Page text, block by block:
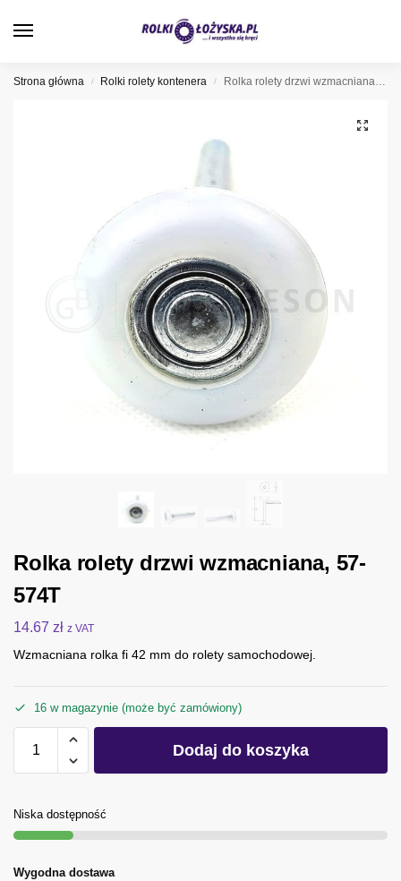
Strona główna / Rolki rolety kontenera / Rolka rolety drzwi wzmacniana, 57-574T
Rolka rolety drzwi wzmacniana, 57-
574T
14.67 zł z VAT
Wzmacniana rolka fi 42 mm do rolety samochodowej.
16 w magazynie (może być zamówiony)
Dodaj do koszyka
Niska dostępność
Wygodna dostawa